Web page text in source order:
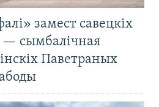
замест савецкіх
— сымбалічная
Паветраных